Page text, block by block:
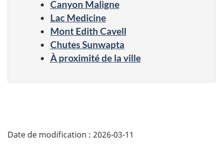
Canyon Maligne
Lac Medicine
Mont Edith Cavell
Chutes Sunwapta
À proximité de la ville
Date de modification : 2026-03-11